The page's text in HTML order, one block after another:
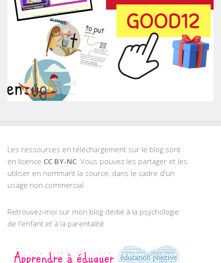
Les ressources en téléchargement sur le blog sont
en licence CC BY-NC. Vous pouvez les partager et les
utiliser en nommant la source, dans le cadre d'un
usage non commercial.
Retrouvez-moi sur mon blog dédié à la psychologie
de l'enfant et à la parentalité